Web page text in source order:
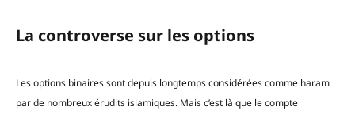
La controverse sur les options
Les options binaires sont depuis longtemps considérées comme haram
par de nombreux érudits islamiques. Mais c’est là que le compte